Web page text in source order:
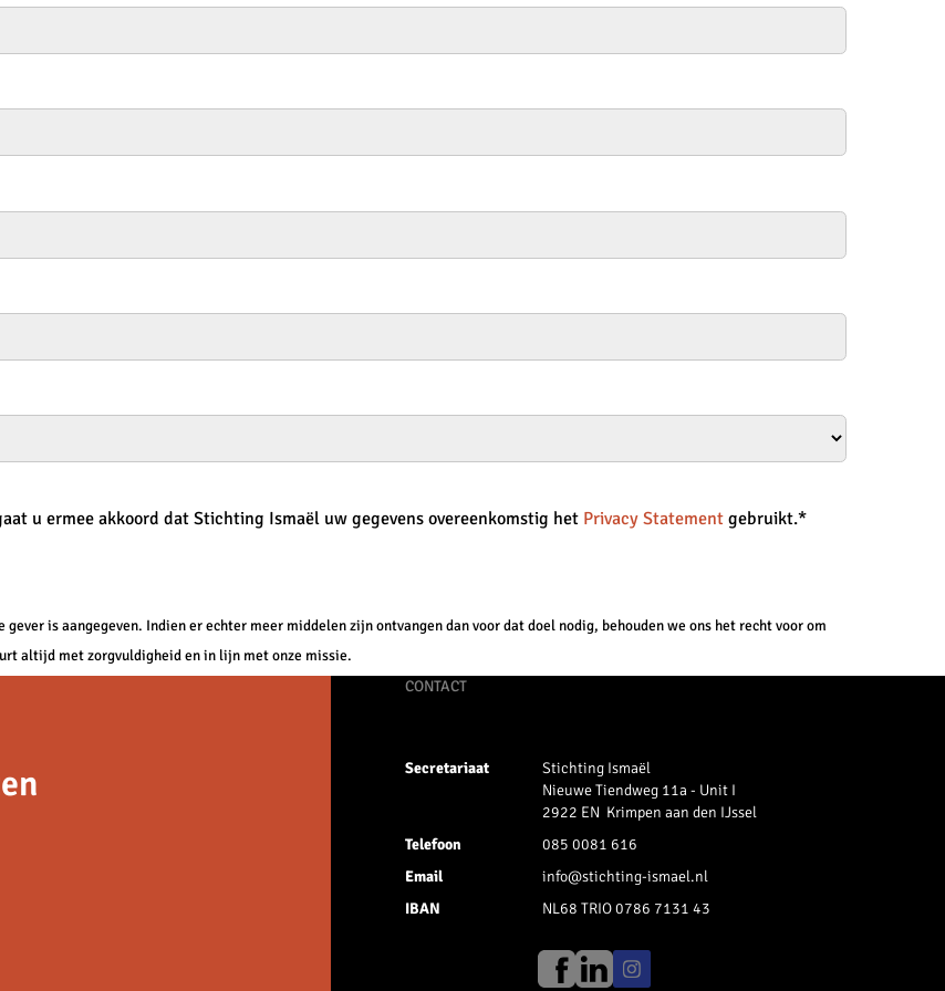
u ermee akkoord dat Stichting Ismaël uw gegevens overeenkomstig het Privacy Statementgebruikt.*
is aangegeven. Indien er echter meer middelen zijn ontvangen dan voor dat doel nodig, behouden we ons het recht voor om
altijd met zorgvuldigheid en in lijn met onze missie.
CONTACT
Secretariaat
Stichting Ismaël
Nieuwe Tiendweg 11a - Unit I
2922 EN Krimpen aan den IJssel
Telefoon
085 0081 616
Email
info@stichting-ismael.nl
IBAN
NL68 TRIO 0786 7131 43